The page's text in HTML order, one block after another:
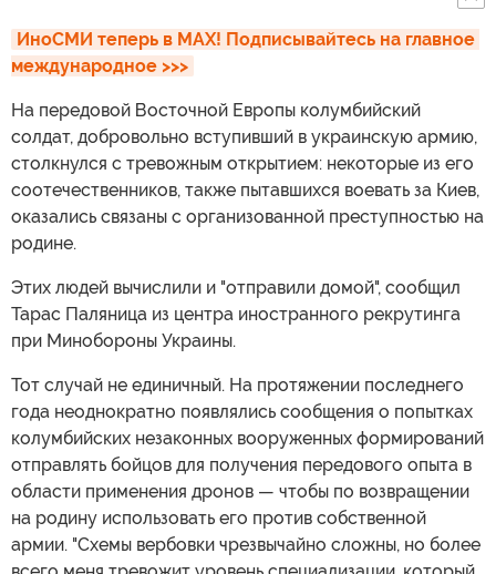
ИноСМИ теперь в MAX! Подписывайтесь на главное
международное >>>
На передовой Восточной Европы колумбийский
солдат, добровольно вступивший в украинскую армию,
столкнулся с тревожным открытием: некоторые из его
соотечественников, также пытавшихся воевать за Киев,
оказались связаны с организованной преступностью на
родине.
Этих людей вычислили и "отправили домой", сообщил
Тарас Паляница из центра иностранного рекрутинга
при Минобороны Украины.
Тот случай не единичный. На протяжении последнего
года неоднократно появлялись сообщения о попытках
колумбийских незаконных вооруженных формирований
отправлять бойцов для получения передового опыта в
области применения дронов — чтобы по возвращении
на родину использовать его против собственной
армии. "Схемы вербовки чрезвычайно сложны, но более